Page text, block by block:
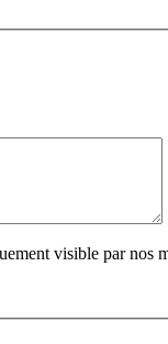
visible par nos